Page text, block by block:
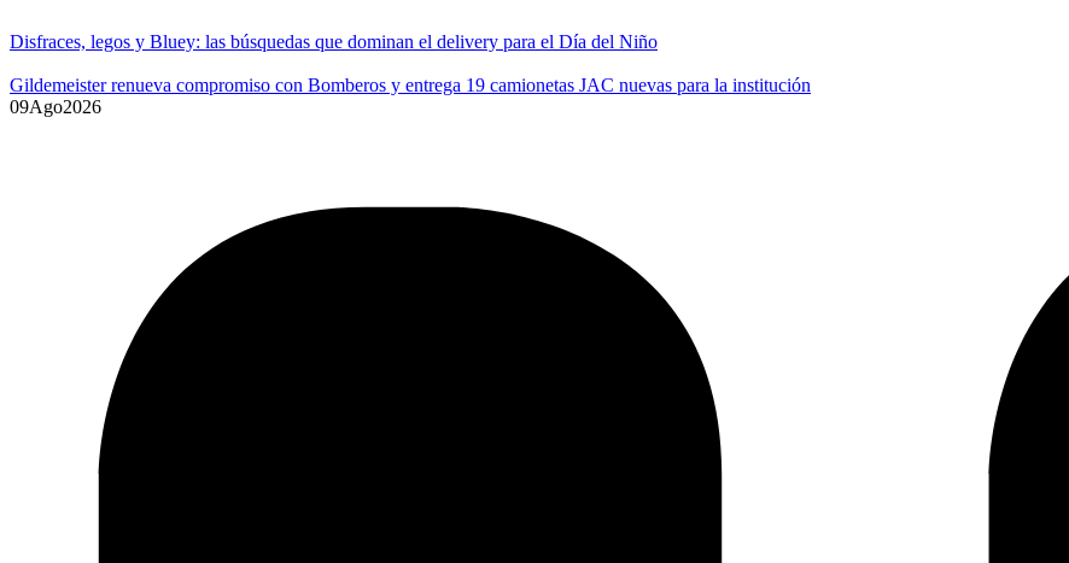
Disfraces, legos y Bluey: las búsquedas que dominan el delivery para el Día del Niño
Gildemeister renueva compromiso con Bomberos y entrega 19 camionetas JAC nuevas para la institución
09Ago2026